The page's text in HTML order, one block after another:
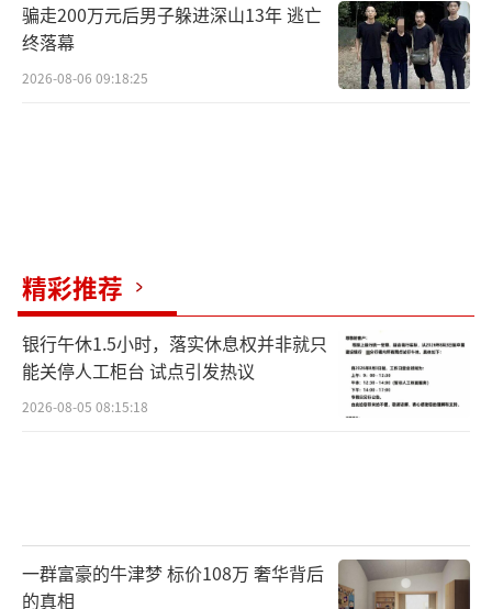
骗走200万元后男子躲进深山13年 逃亡
终落幕
2026-08-06 09:18:25
精彩推荐
银行午休1.5小时，落实休息权并非就只
能关停人工柜台 试点引发热议
2026-08-05 08:15:18
一群富豪的牛津梦 标价108万 奢华背后
的真相